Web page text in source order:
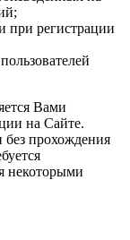
регистрации
Вами
на Сайте.
прохождения
некоторыми